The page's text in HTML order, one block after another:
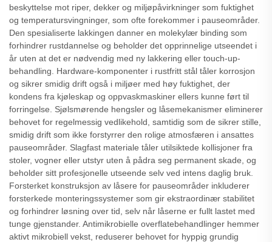
beskyttelse mot riper, dekker og miljøpåvirkninger som fuktighet
og temperatursvingninger, som ofte forekommer i pauseområder.
Den spesialiserte lakkingen danner en molekylær binding som
forhindrer rustdannelse og beholder det opprinnelige utseendet i
år uten at det er nødvendig med ny lakkering eller touch-up-
behandling. Hardware-komponenter i rustfritt stål tåler korrosjon
og sikrer smidig drift også i miljøer med høy fuktighet, der
kondens fra kjøleskap og oppvaskmaskiner ellers kunne ført til
forringelse. Sjølsmørende hengsler og låsemekanismer eliminerer
behovet for regelmessig vedlikehold, samtidig som de sikrer stille,
smidig drift som ikke forstyrrer den rolige atmosfæren i ansattes
pauseområder. Slagfast materiale tåler utilsiktede kollisjoner fra
stoler, vogner eller utstyr uten å pådra seg permanent skade, og
beholder sitt profesjonelle utseende selv ved intens daglig bruk.
Forsterket konstruksjon av låsere for pauseområder inkluderer
forsterkede monteringssystemer som gir ekstraordinær stabilitet
og forhindrer løsning over tid, selv når låserne er fullt lastet med
tunge gjenstander. Antimikrobielle overflatebehandlinger hemmer
aktivt mikrobiell vekst, reduserer behovet for hyppig grundig